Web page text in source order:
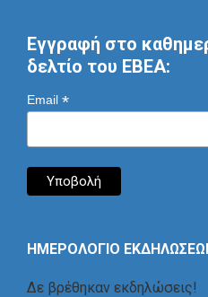
Εγγραφή στο
δελτίο του ΕΒΕΑ:
Email *
ΗΜΕΡΟΛΟΓΙΟ
Δε βρέθηκαν εκδηλώσεις!